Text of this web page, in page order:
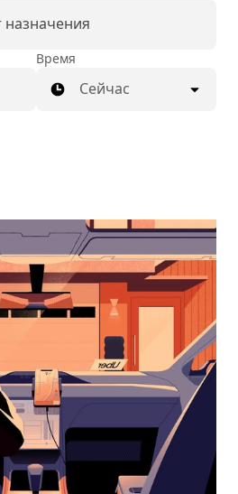
назначения
Время
Сейчас